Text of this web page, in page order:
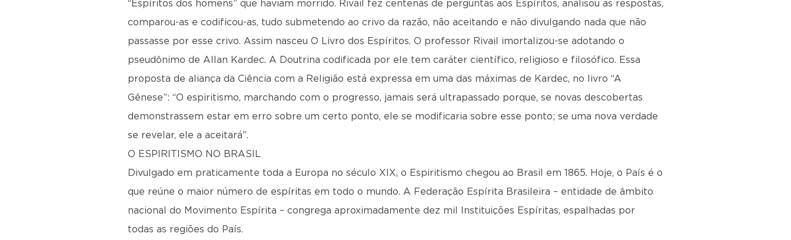
“Espíritos dos homens” que haviam morrido. Rivail fez centenas de perguntas aos Espíritos, analisou as respostas,
comparou-as e codificou-as, tudo submetendo ao crivo da razão, não aceitando e não divulgando nada que não
passasse por esse crivo. Assim nasceu O Livro dos Espíritos. O professor Rivail imortalizou-se adotando o
pseudônimo de Allan Kardec. A Doutrina codificada por ele tem caráter científico, religioso e filosófico. Essa
proposta de aliança da Ciência com a Religião está expressa em uma das máximas de Kardec, no livro “A
Gênese”: “O espiritismo, marchando com o progresso, jamais será ultrapassado porque, se novas descobertas
demonstrassem estar em erro sobre um certo ponto, ele se modificaria sobre esse ponto; se uma nova verdade
se revelar, ele a aceitará”.
O ESPIRITISMO NO BRASIL
Divulgado em praticamente toda a Europa no século XIX, o Espiritismo chegou ao Brasil em 1865. Hoje, o País é o
que reúne o maior número de espíritas em todo o mundo. A Federação Espírita Brasileira – entidade de âmbito
nacional do Movimento Espírita – congrega aproximadamente dez mil Instituições Espíritas, espalhadas por
todas as regiões do País.